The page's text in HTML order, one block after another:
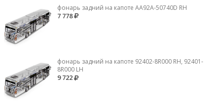
фонарь задний на капоте AA92A-50740D RH
7 778
фонарь задний на капоте 92402-8R000 RH, 92401-
8R000 LH
9 722